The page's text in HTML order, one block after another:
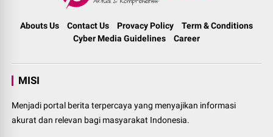
Abouts Us Contact Us Provacy Policy
Term & Conditions
Cyber Media Guidelines
Career
MISI
Menjadi portal berita terpercaya yang menyajikan informasi
akurat dan relevan bagi masyarakat Indonesia.